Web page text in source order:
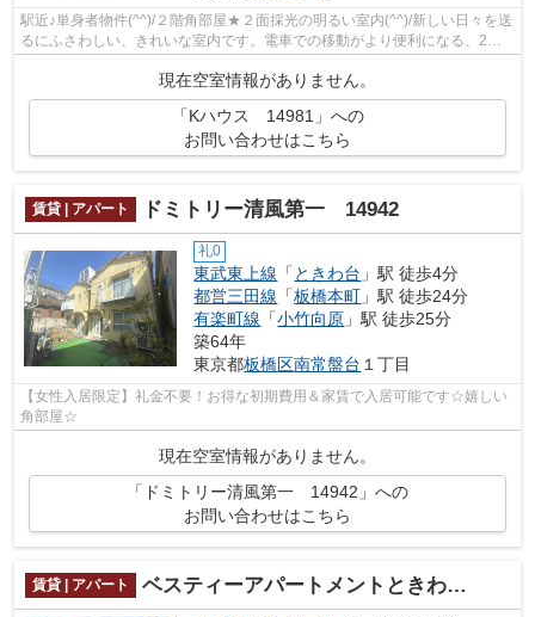
駅近♪単身者物件(^^)/２階角部屋★２面採光の明るい室内(^^)/新しい日々を送
るにふさわしい、きれいな室内です。電車での移動がより便利になる、2駅
現在空室情報がありません。
「Kハウス 14981」への
お問い合わせはこちら
賃貸 | アパート ドミトリー清風第一 14942
礼0
東武東上線 「 ときわ台 」駅 徒歩4分
都営三田線 「板橋本町 」駅 徒歩24分
有楽町線 「小竹向原 」駅 徒歩25分
築64年
東京都板橋区南常盤台 １丁目
【女性入居限定】礼金不要！お得な初期費用＆家賃で入居可能です☆嬉しい
角部屋☆
現在空室情報がありません。
「ドミトリー清風第一 14942」への
お問い合わせはこちら
賃貸 | アパート ベスティーアパートメントときわ台 14905